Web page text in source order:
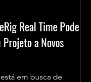
Real Time Pode
Projeto a Novos
em busca de